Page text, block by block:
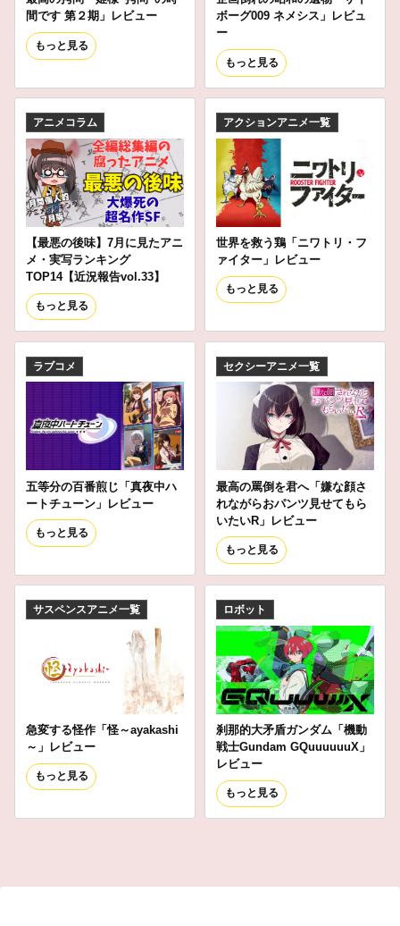
間です 第２期」レビュー
もっと見る
ボーグ009 ネメシス」レビュ
ー
もっと見る
アニメコラム
【最悪の後味】7月に見たアニ
メ・実写ランキング
TOP14【近況報告vol.33】
もっと見る
アクションアニメ一覧
世界を救う鶏「ニワトリ・フ
ァイター」レビュー
もっと見る
ラブコメ
五等分の百番煎じ「真夜中ハ
ートチューン」レビュー
もっと見る
セクシーアニメ一覧
最高の罵倒を君へ「嫌な顔さ
れながらおパンツ見せてもら
いたいR」レビュー
もっと見る
サスペンスアニメ一覧
急変する怪作「怪～ayakashi
～」レビュー
もっと見る
ロボット
刹那的大矛盾ガンダム「機動
戦士Gundam GQuuuuuuX」
レビュー
もっと見る